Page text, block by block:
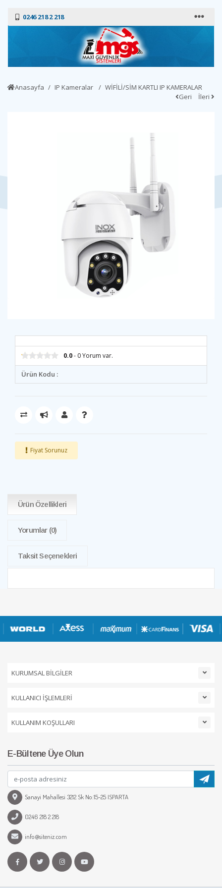
0246 218 2 218
Anasayfa IP Kameralar
WİFİLİ/SİM KARTLI IP KAMERALAR
Geri
İleri
0.0- 0 Yorum var.
Ürün Kodu :
Fiyat Sorunuz
Ürün Özellikleri
Yorumlar (0)
Taksit Seçenekleri
KURUMSAL BİLGİLER
KULLANICI İŞLEMLERİ
KULLANIM KOŞULLARI
E-Bültene Üye Olun
Sanayi Mahallesi 3212 Sk No:15-25 ISPARTA
0246 218 2 218
info@siteniz.com